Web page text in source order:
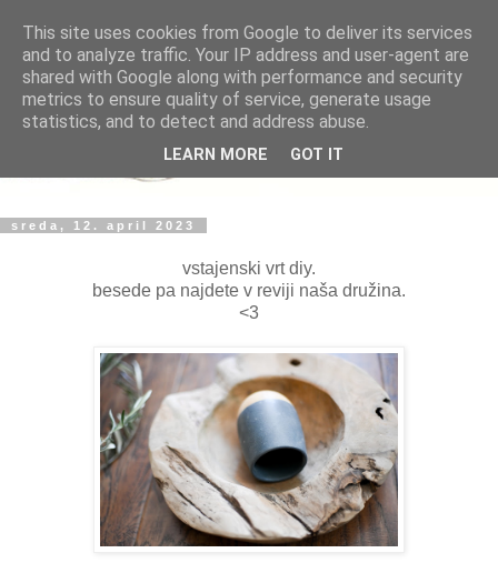
sreda, 12. april 2023
vstajenski vrt diy.
besede pa najdete v reviji naša družina.
<3
This site uses cookies from Google to deliver its services
and to analyze traffic. Your IP address and user-agent are
shared with Google along with performance and security
metrics to ensure quality of service, generate usage
statistics, and to detect and address abuse.
LEARN MORE GOT IT